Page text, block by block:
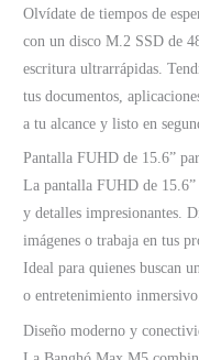
Olvídate de tiempos de
con un disco M.2 SSD de
escritura ultrarrápidas.
tus documentos,
a tu alcance y listo en
Pantalla FUHD de 15.6”
La pantalla FUHD de
y detalles impresionantes.
imágenes o trabaja en tus
Ideal para quienes buscan
o entretenimiento
Diseño moderno y